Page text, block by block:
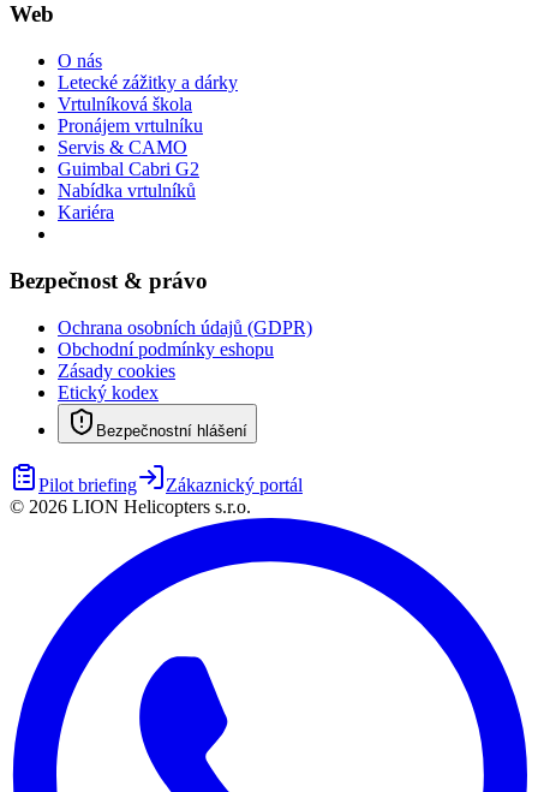
Web
O nás
Letecké zážitky a dárky
Vrtulníková škola
Pronájem vrtulníku
Servis & CAMO
Guimbal Cabri G2
Nabídka vrtulníků
Kariéra
Bezpečnost & právo
Ochrana osobních údajů (GDPR)
Obchodní podmínky eshopu
Zásady cookies
Etický kodex
Bezpečnostní hlášení
Pilot briefing
Zákaznický portál
© 2026 LION Helicopters s.r.o.